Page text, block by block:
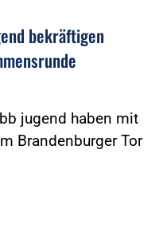
bekräftigen
jugend haben mit
Brandenburger Tor